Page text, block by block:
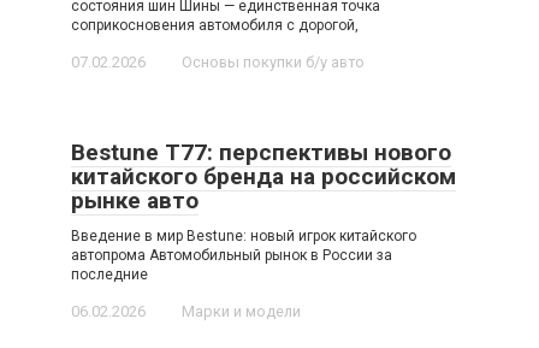
состояния шин Шины — единственная точка
соприкосновения автомобиля с дорогой,
07.02.2026 Основы покупки б/у авто
Bestune T77: перспективы нового
китайского бренда на российском
рынке авто
Введение в мир Bestune: новый игрок китайского
автопрома Автомобильный рынок в России за
последние
06.02.2026 Марки и модели